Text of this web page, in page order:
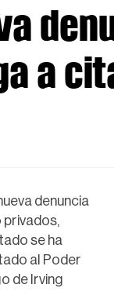
a
denuncia
privados,
se ha
al Poder
de Irving